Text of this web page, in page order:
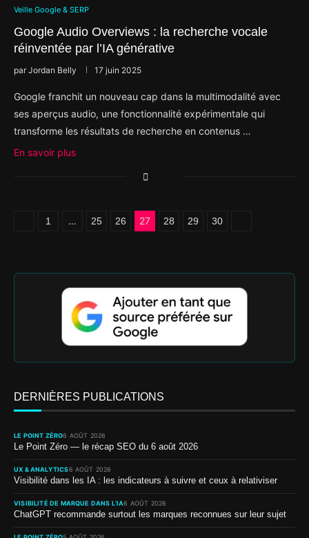
Veille Google & SERP
Google Audio Overviews : la recherche vocale
réinventée par l’IA générative
parJordan Belly 17 juin 2025
Google franchit un nouveau cap dans la multimodalité avec
ses aperçus audio, une fonctionnalité expérimentale qui
transforme les résultats de recherche en contenus …
En savoir plus
1 … 25 26 27 28 29 30
DERNIÈRES PUBLICATIONS
LE POINT ZÉRO6 AOÛT 2026
Le Point Zéro — le récap SEO du 6 août 2026
UX & ANALYTICS6 AOÛT 2026
Visibilité dans les IA : les indicateurs à suivre et ceux à relativiser
VISIBILITÉ DE MARQUE DANS L’IA6 AOÛT 2026
ChatGPT recommande surtout les marques reconnues sur leur sujet